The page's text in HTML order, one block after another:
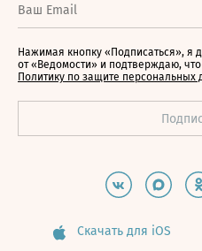
Нажимая кнопку «Подписаться», я
от «Ведомости» и подтверждаю,
Политику по защите персональных
Скачать для iOS